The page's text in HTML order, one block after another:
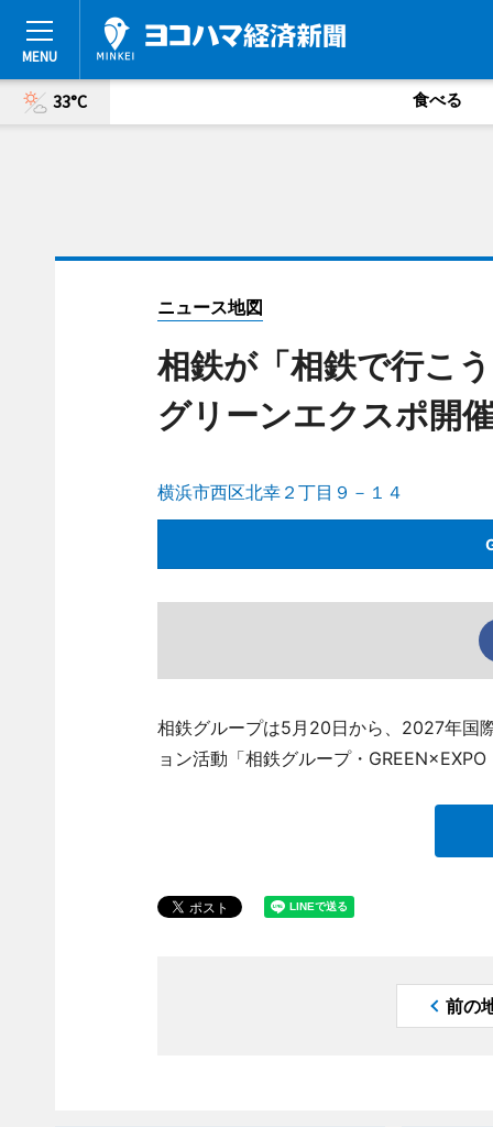
33°C 食べる
ニュース地図
相鉄が「相鉄で行こ
グリーンエクスポ開
横浜市西区北幸２丁目９－１４
相鉄グループは5月20日から、2027年国
ョン活動「相鉄グループ・
前の